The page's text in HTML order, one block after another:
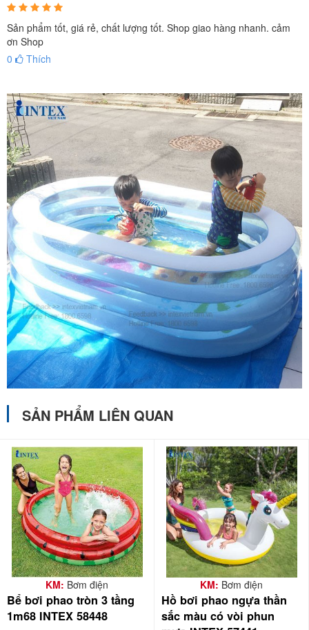
Sản phẩm tốt, giá rẻ, chất lượng tốt. Shop giao hàng nhanh. cảm
ơn Shop
0
Thích
SẢN PHẨM LIÊN QUAN
KM: Bơm điện
Bể bơi phao tròn 3 tầng
1m68 INTEX 58448
KM: Bơm điện
Hồ bơi phao ngựa thần
sắc màu có vòi phun